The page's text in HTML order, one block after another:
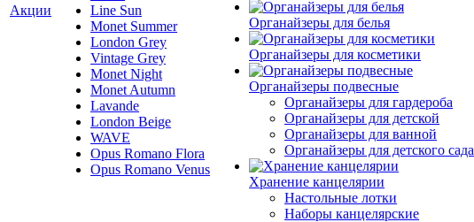
Акции
Line Sun
Monet Summer
London Grey
Vintage Grey
Monet Night
Monet Autumn
Lavande
London Beige
WAVE
Opus Romano Flora
Opus Romano Venus
Органайзеры для белья
Органайзеры для косметики
Органайзеры подвесные
Органайзеры для гардероба
Органайзеры для детской
Органайзеры для ванной
Органайзеры для детского сада
Хранение канцелярии
Настольные лотки
Наборы канцелярские